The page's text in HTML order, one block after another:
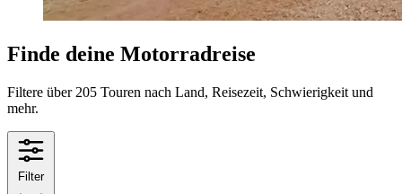
Finde deine Motorradreise
Filtere über 205 Touren nach Land, Reisezeit, Schwierigkeit und
mehr.
Filter